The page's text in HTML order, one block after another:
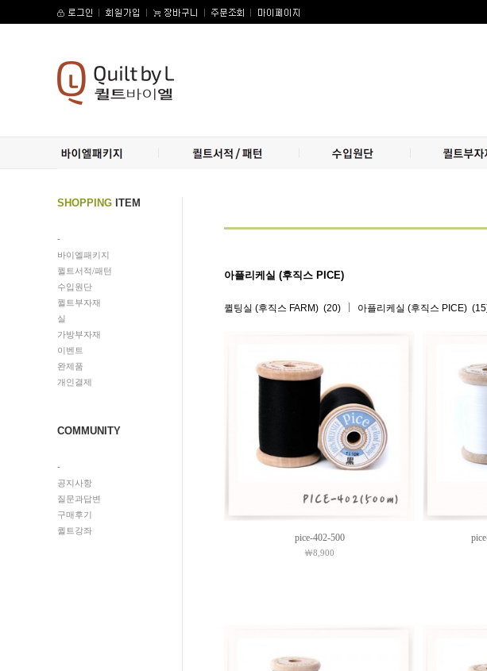
SHOPPING ITEM
-
바이엘패키지
퀼트서적/패턴
수입원단
퀼트부자재
실
가방부자재
이벤트
완제품
개인결제
COMMUNITY
-
공지사항
질문과답변
구매후기
퀼트강좌
아플리케실 (후직스 PICE)
퀼팅실 (후직스 FARM) (20) 아플리케실 (후직스 PICE)
pice-402-500
￦8,900